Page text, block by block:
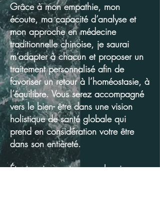
Grâce à mon empathie, mon
écoute, ma capacité d’analyse et
mon approche en médecine
traditionnelle chinoise, je saurai
m’adapter à chacun et proposer un
traitement personnalisé afin de
favoriser un retour à l’homéostasie, à
l’équilibre. Vous serez accompagné
vers le bien- être dans une vision
holistique de santé globale qui
prend en considération votre être
dans son entièreté.
Étant curieuse et sur un chemin